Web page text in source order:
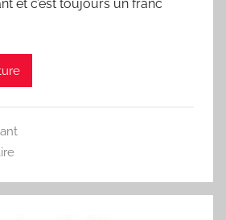
et c’est toujours un franc